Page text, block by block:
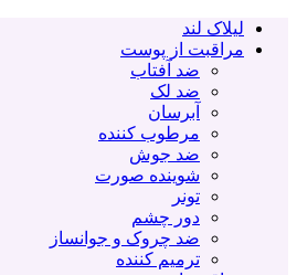
لیلاک لند
مراقبت از پوست
ضد آفتاب
ضد لک
آبرسان
مرطوب کننده
ضد جوش
شوینده صورت
تونر
دور چشم
ضد چروک و جوانساز
ترمیم کننده